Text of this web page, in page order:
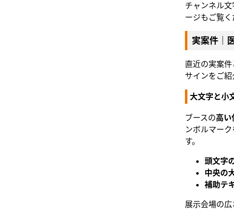
チャンネル
ージもご覧く
実案件｜
直近の実案
サインをご
大文字と小
ブースの高い
ンボルマー
す。
頭文字
中央の
補助テ
展示会場の